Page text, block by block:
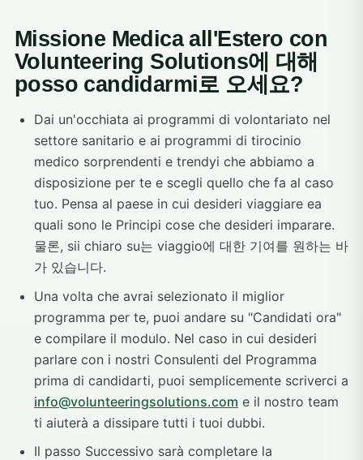
Missione Medica all'Estero con
Volunteering Solutions에 대해
posso candidarmi로 오세요?
Dai un'occhiata ai programmi di volontariato nel
settore sanitario e ai programmi di tirocinio
medico sorprendenti e trendyi che abbiamo a
disposizione per te e scegli quello che fa al caso
tuo. Pensa al paese in cui desideri viaggiare ea
quali sono le Principi cose che desideri imparare.
물론, sii chiaro su는 viaggio에 대한 기여를 원하는 바
가 있습니다.
Una volta che avrai selezionato il miglior
programma per te, puoi andare su "Candidati ora"
e compilare il modulo. Nel caso in cui desideri
parlare con i nostri Consulenti del Programma
prima di candidarti, puoi semplicemente scriverci a
info@volunteeringsolutions.com e il nostro team
ti aiuterà a dissipare tutti i tuoi dubbi.
Il passo Successivo sarà completare la